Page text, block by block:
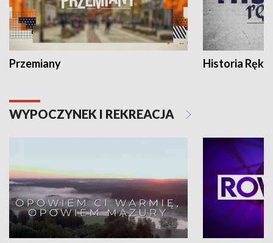
Przemiany Historia Ręką
WYPOCZYNEK I REKREACJA